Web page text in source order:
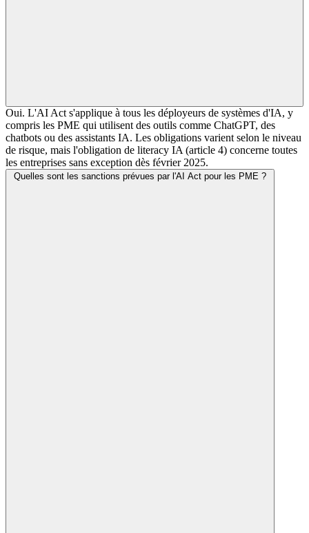
Oui. L'AI Act s'applique à tous les déployeurs de systèmes d'IA, y
compris les PME qui utilisent des outils comme ChatGPT, des
chatbots ou des assistants IA. Les obligations varient selon le niveau
de risque, mais l'obligation de literacy IA (article 4) concerne toutes
les entreprises sans exception dès février 2025.
Quelles sont les sanctions prévues par l'AI Act pour les PME ?